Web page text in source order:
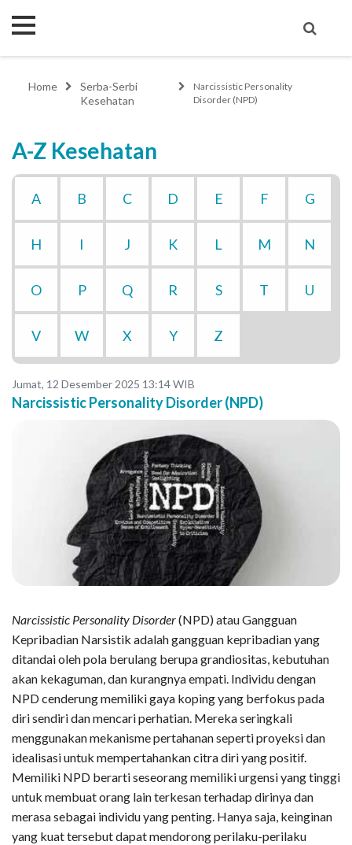
Home
Serba-Serbi
Kesehatan
Narcissistic Personality
Disorder (NPD)
A-Z Kesehatan
A B C D E F G
H I J K L M N
O P Q R S T U
V W X Y Z
Jumat, 12 Desember 2025 13:14 WIB
Narcissistic Personality Disorder (NPD)
Narcissistic Personality Disorder(NPD) atau Gangguan
Kepribadian Narsistik adalah gangguan kepribadian yang
ditandai oleh pola berulang berupa grandiositas, kebutuhan
akan kekaguman, dan kurangnya empati. Individu dengan
NPD cenderung memiliki gaya koping yang berfokus pada
diri sendiri dan mencari perhatian. Mereka seringkali
menggunakan mekanisme pertahanan seperti proyeksi dan
idealisasi untuk mempertahankan citra diri yang positif.
Memiliki NPD berarti seseorang memiliki urgensi yang tinggi
untuk membuat orang lain terkesan terhadap dirinya dan
merasa sebagai individu yang penting. Hanya saja, keinginan
yang kuat tersebut dapat mendorong perilaku-perilaku